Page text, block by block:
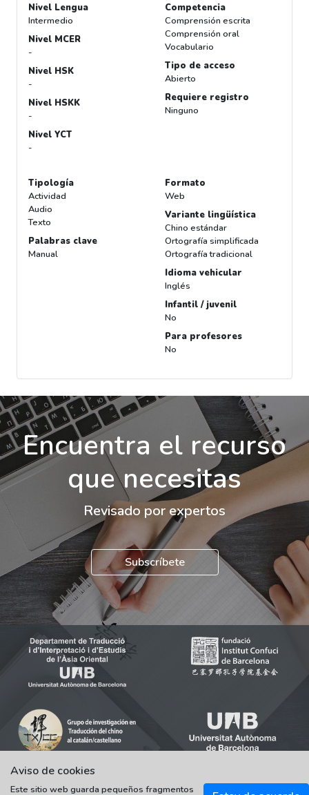
Nivel Lengua
Intermedio
Nivel MCER
-
Nivel HSK
-
Nivel HSKK
-
Nivel YCT
-
Competencia
Comprensión escrita
Comprensión oral
Vocabulario
Tipo de acceso
Abierto
Requiere registro
Ninguno
Tipología
Actividad
Audio
Texto
Palabras clave
Manual
Formato
Web
Variante lingüística
Chino estándar
Ortografía simplificada
Ortografía tradicional
Idioma vehicular
Inglés
Infantil / juvenil
No
Para profesores
No
Encuentra el recurso
que necesitas
Revisado por expertos
Subscríbete
Aviso de cookies
Este sitio web guarda pequeños fragmentos